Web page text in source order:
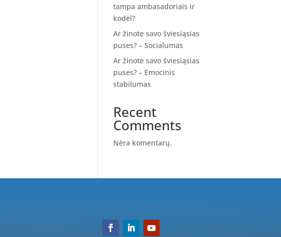
tampa ambasadoriais ir
kodėl?
Ar žinote savo šviesiąsias
puses? – Socialumas
Ar žinote savo šviesiąsias
puses? – Emocinis
stabilumas
Recent
Comments
Nėra komentarų.